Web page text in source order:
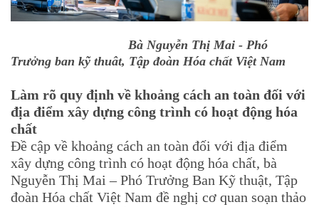
Bà Nguyễn Thị Mai - Phó
Trưởng ban kỹ thuât, Tập đoàn Hóa chất Việt Nam
Làm rõ quy định về khoảng cách an toàn đối với
địa điểm xây dựng công trình có hoạt động hóa
chất
Đề cập về khoảng cách an toàn đối với địa điểm
xây dựng công trình có hoạt động hóa chất, bà
Nguyễn Thị Mai – Phó Trưởng Ban Kỹ thuật, Tập
đoàn Hóa chất Việt Nam đề nghị cơ quan soạn thảo